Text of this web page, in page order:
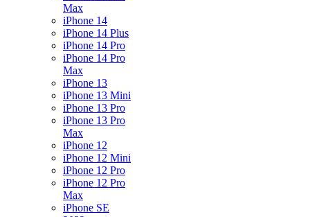
Max
iPhone 14
iPhone 14 Plus
iPhone 14 Pro
iPhone 14 Pro
Max
iPhone 13
iPhone 13 Mini
iPhone 13 Pro
iPhone 13 Pro
Max
iPhone 12
iPhone 12 Mini
iPhone 12 Pro
iPhone 12 Pro
Max
iPhone SE